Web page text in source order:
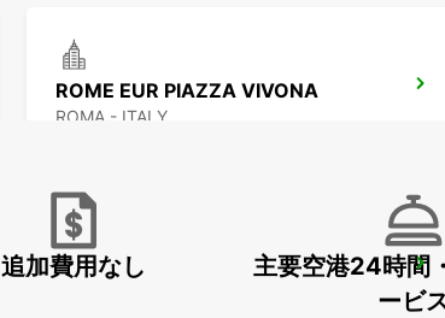
ROME EUR PIAZZA VIVONA
ROMA - ITALY
ROME VIA CIPRO (VATICAN)
追加費用なし
主要空港24時間
ービ